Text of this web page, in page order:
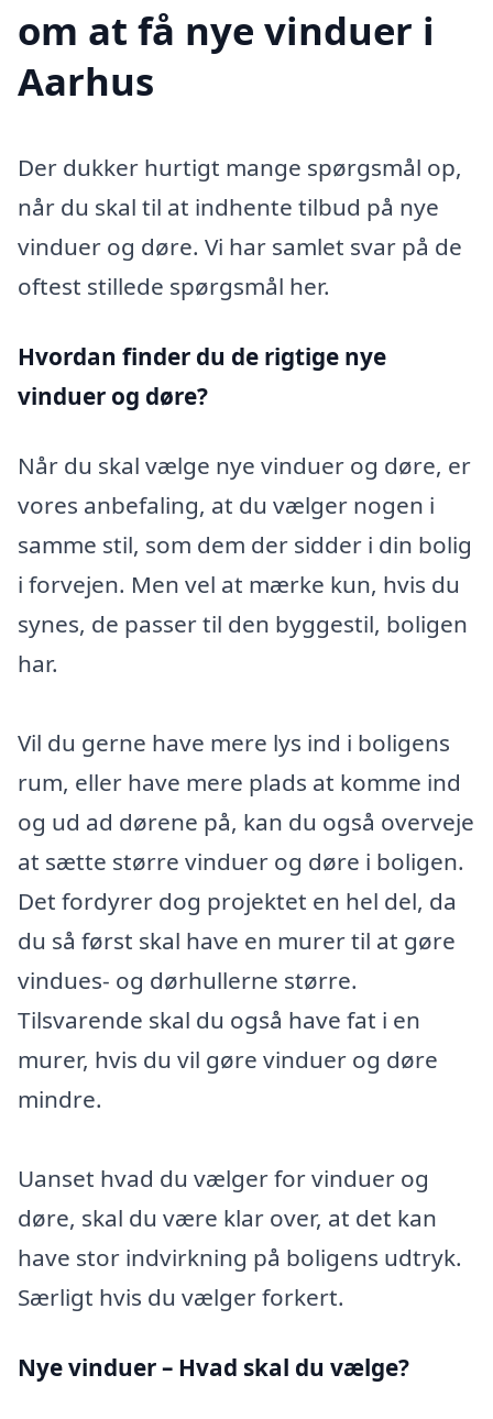
om at få nye vinduer i
Aarhus
Der dukker hurtigt mange spørgsmål op,
når du skal til at indhente tilbud på nye
vinduer og døre. Vi har samlet svar på de
oftest stillede spørgsmål her.
Hvordan finder du de rigtige nye
vinduer og døre?
Når du skal vælge nye vinduer og døre, er
vores anbefaling, at du vælger nogen i
samme stil, som dem der sidder i din bolig
i forvejen. Men vel at mærke kun, hvis du
synes, de passer til den byggestil, boligen
har.
Vil du gerne have mere lys ind i boligens
rum, eller have mere plads at komme ind
og ud ad dørene på, kan du også overveje
at sætte større vinduer og døre i boligen.
Det fordyrer dog projektet en hel del, da
du så først skal have en murer til at gøre
vindues- og dørhullerne større.
Tilsvarende skal du også have fat i en
murer, hvis du vil gøre vinduer og døre
mindre.
Uanset hvad du vælger for vinduer og
døre, skal du være klar over, at det kan
have stor indvirkning på boligens udtryk.
Særligt hvis du vælger forkert.
Nye vinduer – Hvad skal du vælge?